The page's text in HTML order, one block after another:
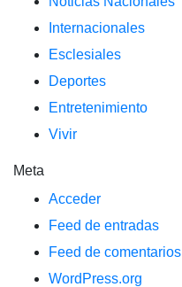
Internacionales
Esclesiales
Deportes
Entretenimiento
Vivir
Meta
Acceder
Feed de entradas
Feed de comentarios
WordPress.org